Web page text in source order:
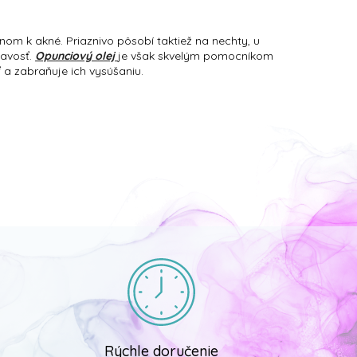
k akné. Priaznivo pôsobí taktiež na nechty, u
Opunciový olejje však skvelým pomocníkom
zabraňuje ich vysúšaniu.
Rýchle doručenie